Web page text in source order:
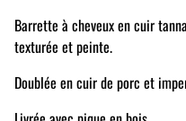
Barrette à cheveux en cuir
texturée et peinte.
Doublée en cuir de porc et